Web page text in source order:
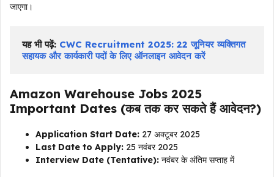
जाएगा।
यह भी पढ़ें: CWC Recruitment 2025: 22 जूनियर व्यक्तिगत
सहायक और कार्यकारी पदों के लिए ऑनलाइन आवेदन करें
Amazon Warehouse Jobs 2025
Important Dates (कब तक कर सकते हैं आवेदन?)
Application Start Date: 27 अक्टूबर 2025
Last Date to Apply: 25 नवंबर 2025
Interview Date (Tentative): नवंबर के अंतिम सप्ताह में